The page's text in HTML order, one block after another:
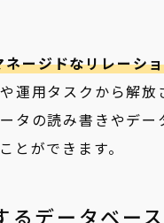
ネージドなリレーシ
運用タスクから解放
タの読み書きやデ
ことができます。
データベー